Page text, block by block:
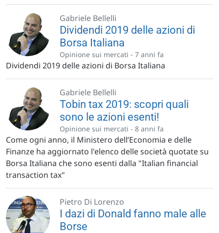
Gabriele Bellelli
Dividendi 2019 delle azioni di
Borsa Italiana
Opinione sui mercati - 7 anni fa
Dividendi 2019 delle azioni di Borsa Italiana
Gabriele Bellelli
Tobin tax 2019: scopri quali
sono le azioni esenti!
Opinione sui mercati - 8 anni fa
Come ogni anno, il Ministero dell’Economia e delle
Finanze ha aggiornato l'elenco delle società quotate su
Borsa Italiana che sono esenti dalla "Italian financial
transaction tax"
Pietro Di Lorenzo
I dazi di Donald fanno male alle
Borse